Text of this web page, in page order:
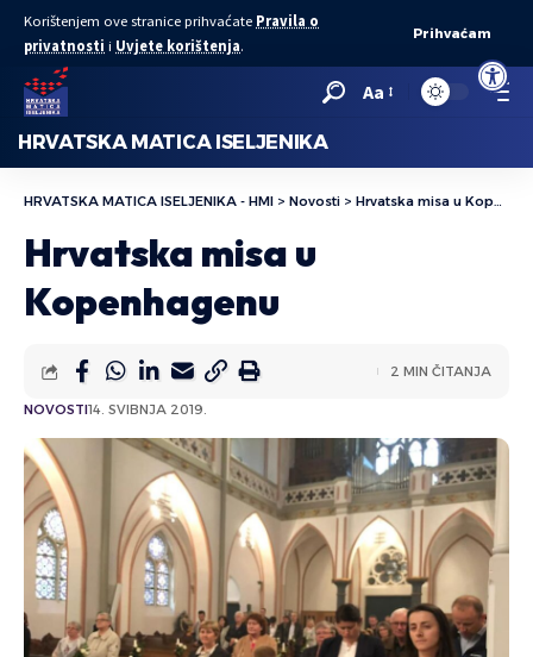
Open
Korištenjem ove stranice prihvaćate Pravila o
privatnosti i Uvjete korištenja.
Prihvaćam
Aa
HRVATSKA MATICA ISELJENIKA
HRVATSKA MATICA ISELJENIKA - HMI > Novosti > Hrvatska misa u Kopenhagenu
Hrvatska misa u
Kopenhagenu
NOVOSTI14. SVIBNJA 2019.
2 MIN ČITANJA